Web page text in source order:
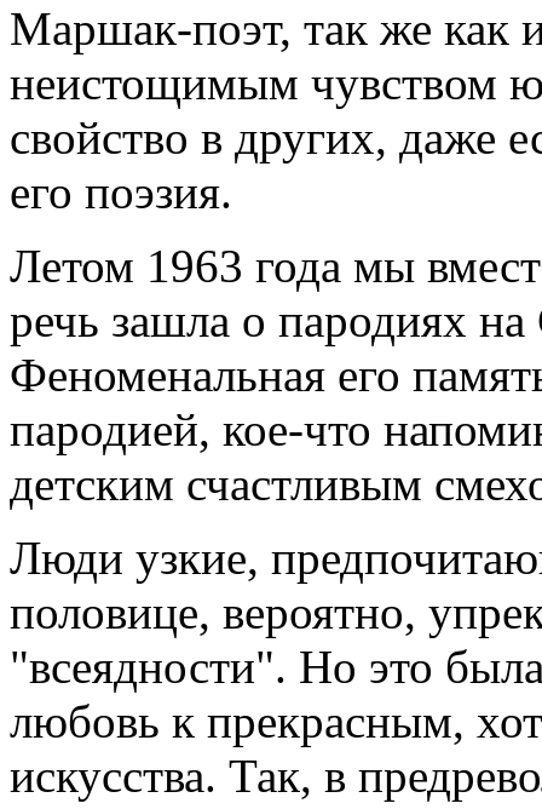
Маршак-поэт, так же как
неистощимым чувством
свойство в других, даже
его поэзия.
Летом 1963 года мы
речь зашла о пародиях
Феноменальная его
пародией, кое-что
детским счастливым
Люди узкие,
половице, вероятно,
"всеядности". Но это
любовь к прекрасным,
искусства. Так, в